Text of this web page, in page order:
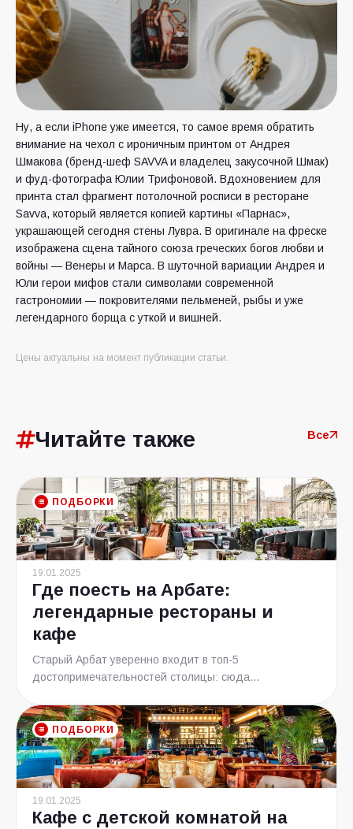
Ну, а если iPhone уже имеется, то самое время обратить
внимание на чехол с ироничным принтом от Андрея
Шмакова (бренд-шеф SAVVA и владелец закусочной Шмак)
и фуд-фотографа Юлии Трифоновой. Вдохновением для
принта стал фрагмент потолочной росписи в ресторане
Savva, который является копией картины «Парнас»,
украшающей сегодня стены Лувра. В оригинале на фреске
изображена сцена тайного союза греческих богов любви и
войны — Венеры и Марса. В шуточной вариации Андрея и
Юли герои мифов стали символами современной
гастрономии — покровителями пельменей, рыбы и уже
легендарного борща с уткой и вишней.
Цены актуальны на момент публикации статьи.
Читайте также Все
ПОДБОРКИ
19.01.2025
Где поесть на Арбате:
легендарные рестораны и
кафе
Старый Арбат уверенно входит в топ-5
достопримечательностей столицы: сюда...
ПОДБОРКИ
19.01.2025
Кафе с детской комнатой на